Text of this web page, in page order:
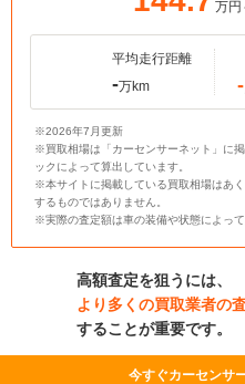
万円
平均走行距離
-万km -
※2026年7月更新
※買取相場は「カーセンサーネット」に
ックによって算出しています。
※本サイトに掲載している買取相場はあ
するものではありません。
※実際の査定額は車の装備や状態によって
高額査定を狙うには、
より多くの買取業者の
することが重要です。
今すぐカーセンサ